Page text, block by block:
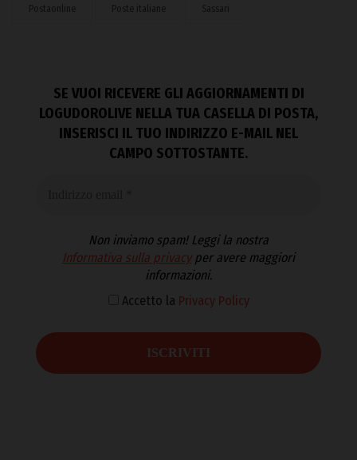
Postaonline Poste italiane Sassari
SE VUOI RICEVERE GLI AGGIORNAMENTI DI
LOGUDOROLIVE NELLA TUA CASELLA DI POSTA,
INSERISCI IL TUO INDIRIZZO E-MAIL NEL
CAMPO SOTTOSTANTE.
Non inviamo spam! Leggi la nostra
Informativa sulla privacyper avere maggiori
informazioni.
Accetto la Privacy Policy